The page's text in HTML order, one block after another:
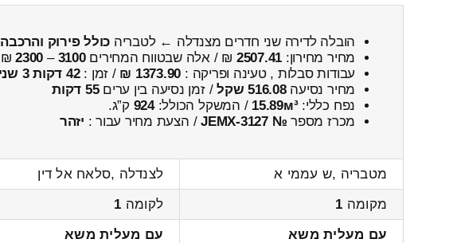
הובלה לדירה שני חדרים מצנדלה ← לטבריה כולל פירוק והרכבה
מחיר מחירון: 2507.41 ₪ / אלה שבטווח המחירים3100
–
2300
₪
עבודות סבלות , טעינה ופריקה : 1373.90 ₪ / זמן :42 דקות 3 שניות
מחיר נסיעה516.08 שקל / זמן נסיעה בין ערים55 דקות
נפח כללי:15.89м³ / המשקל הכולל:924 ק”ג.
מכרז מספר № JEMX-3127 / הצעת מחיר עבור : יזהר
מטבריה ,ש עממי א
לצנדלה ,סלאח אל דין
מקומה 1 לקומה 1
עם מעלית משא
עם מעלית משא